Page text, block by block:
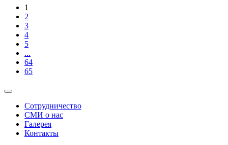
1
2
3
4
5
...
64
65
Сотрудничество
СМИ о нас
Галерея
Контакты